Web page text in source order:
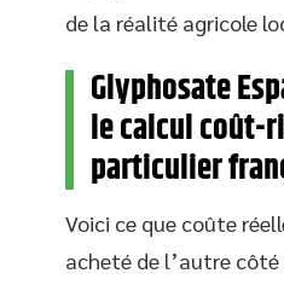
de la réalité agricole
Glyphosate
le calcul coût-
particulier
Voici ce que coûte
acheté de l’autre